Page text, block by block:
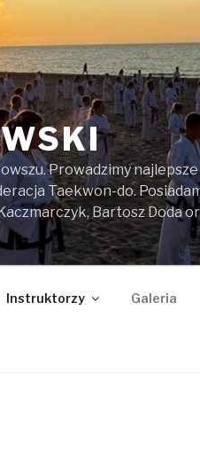
Prowadzimy
Taekwon-do.
Bartosz Doda
Instruktorzy Galeria